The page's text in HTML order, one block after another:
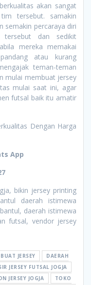
akan sangat
tersebut. samakin
semakin percaraya diri
tersebut dan sedikit
mereka memakai
atau kurang
teman-teman
mulai membuat jersey
mulai saat ini, agar
futsal baik itu amatir
Dengan Harga
App
bikin jersey printing
daerah istimewa
daerah istimewa
futsal, vendor jersey
BUAT JERSEY
DAERAH
JERSEY FUTSAL JOGJA
JERSEY JOGJA
TOKO